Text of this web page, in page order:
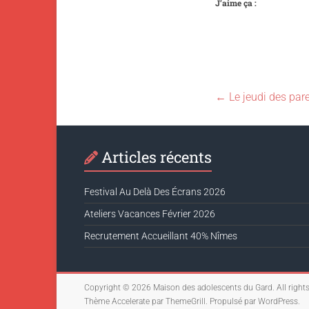
J’aime ça :
← Le jeudi des
Articles récents
Festival Au Delà Des Écrans 2026
Ateliers Vacances Février 2026
Recrutement Accueillant 40% Nîmes
Copyright © 2026 Maison des adolescents du Gard. All
Thème Accelerate par ThemeGrill. Propulsé par WordPress.